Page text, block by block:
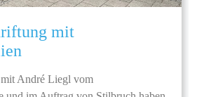
mit
André Liegl vom